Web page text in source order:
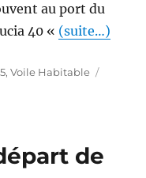
au port du
40 « (suite…)
,Voile Habitable
de